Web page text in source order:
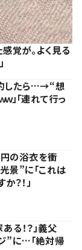
覚が。よく見る
したら…→“想
」「連れて行っ
円の浴衣を衝
景”に「これは
？！」
る！？」義父
”に…「絶対帰